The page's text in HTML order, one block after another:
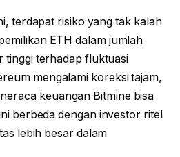
terdapat risiko yang tak kalah
ETH dalam jumlah
tinggi terhadap fluktuasi
mengalami koreksi tajam,
keuangan Bitmine bisa
berbeda dengan investor ritel
lebih besar dalam